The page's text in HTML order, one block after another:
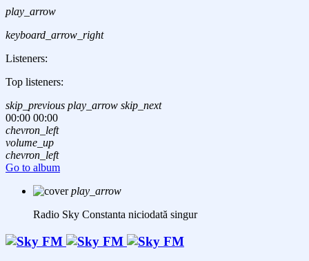
play_arrow
keyboard_arrow_right
Listeners:
Top listeners:
skip_previous play_arrow skip_next
00:00 00:00
chevron_left
volume_up
chevron_left
Go to album
play_arrow
Radio Sky Constanta niciodată singur